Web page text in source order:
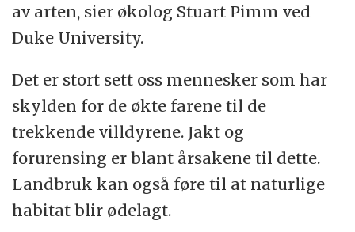
av arten, sier økolog Stuart Pimm ved
Duke University.
Det er stort sett oss mennesker som har
skylden for de økte farene til de
trekkende villdyrene. Jakt og
forurensing er blant årsakene til dette.
Landbruk kan også føre til at naturlige
habitat blir ødelagt.